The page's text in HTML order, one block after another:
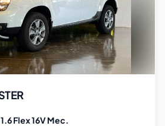
Flex 16V Mec.